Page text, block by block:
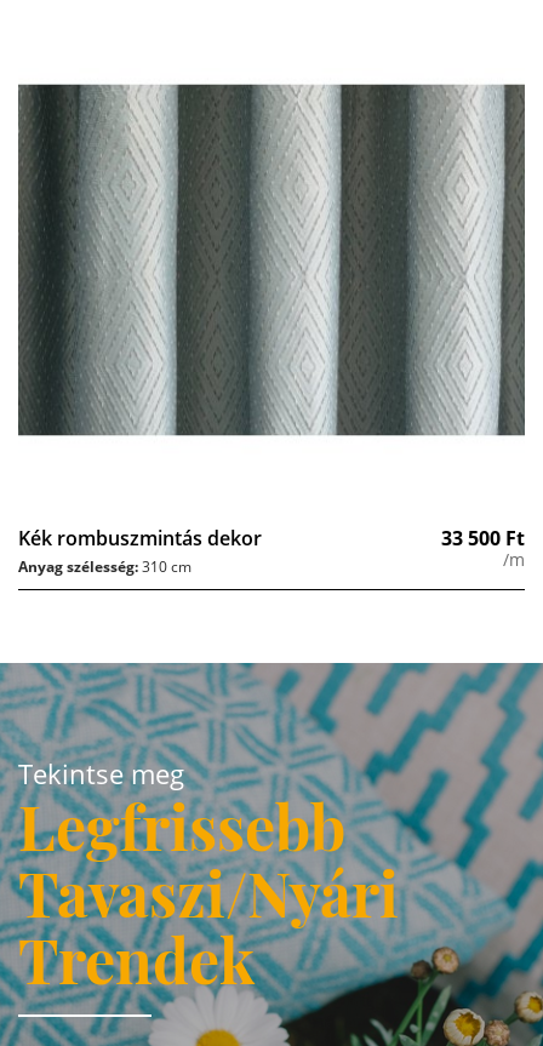
Kék rombuszmintás dekor 33 500 Ft
/m
Anyag szélesség:310 cm
Tekintse meg
Legfrissebb
Tavaszi/Nyári
Trendek